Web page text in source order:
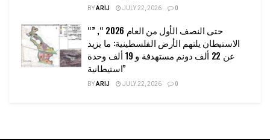
BYARIJ JULY 22, 2026 0
“حتى النصف الأول من العام 2026 “, ”
الاستيطان يلتهم الأرض الفلسطينية: ما يزيد
عن 22 ألف دونم مستهدفة و 19 ألف وحدة
استيطانية”
BYARIJ JULY 22, 2026 0